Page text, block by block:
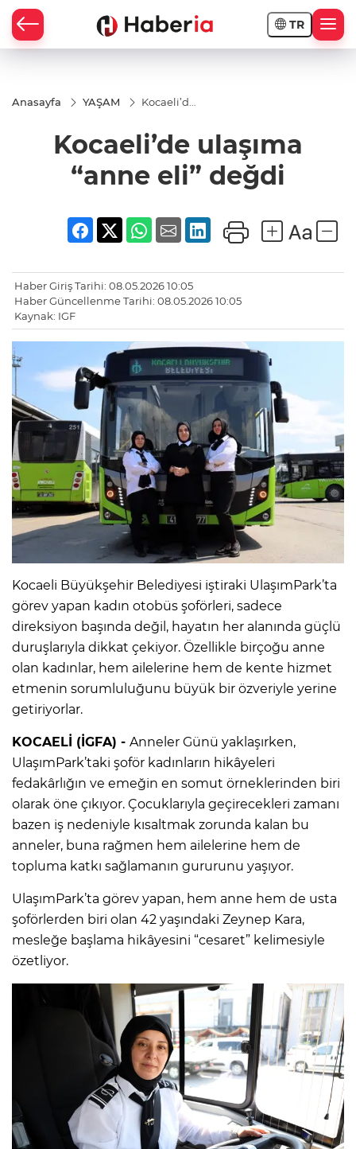
TR
Anasayfa YAŞAM
Kocaeli’de
değdi
Kocaeli’de ulaşıma
“anne eli” değdi
Haber Giriş Tarihi: 08.05.2026 10:05
Haber Güncellenme Tarihi: 08.05.2026 10:05
Kaynak: IGF
Kocaeli Büyükşehir Belediyesi iştiraki UlaşımPark’ta
görev yapan kadın otobüs şoförleri, sadece
direksiyon başında değil, hayatın her alanında güçlü
duruşlarıyla dikkat çekiyor. Özellikle birçoğu anne
olan kadınlar, hem ailelerine hem de kente hizmet
etmenin sorumluluğunu büyük bir özveriyle yerine
getiriyorlar.
KOCAELİ (İGFA) - Anneler Günü yaklaşırken,
UlaşımPark’taki şoför kadınların hikâyeleri
fedakârlığın ve emeğin en somut örneklerinden biri
olarak öne çıkıyor. Çocuklarıyla geçirecekleri zamanı
bazen iş nedeniyle kısaltmak zorunda kalan bu
anneler, buna rağmen hem ailelerine hem de
topluma katkı sağlamanın gururunu yaşıyor.
UlaşımPark’ta görev yapan, hem anne hem de usta
şoförlerden biri olan 42 yaşındaki Zeynep Kara,
mesleğe başlama hikâyesini “cesaret” kelimesiyle
özetliyor.